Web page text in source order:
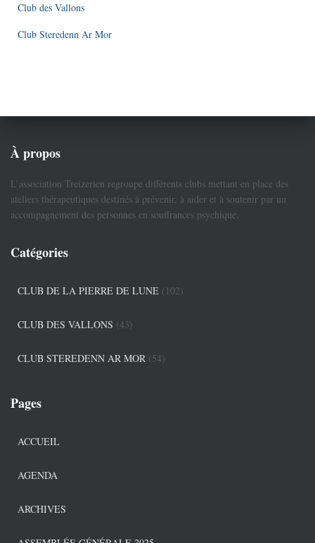
Club des Vallons
Club Steredenn Ar Mor
À propos
L’association Treizerien regroupe différents clubs mettant en place des
ateliers thérapeutiques destinés à prévenir, à aider et à soutenir par un
accompagnement des personnes en souffrances psychique.
Catégories
CLUB DE LA PIERRE DE LUNE (102)
CLUB DES VALLONS (43)
CLUB STEREDENN AR MOR (54)
Pages
ACCUEIL
AGENDA
ARCHIVES